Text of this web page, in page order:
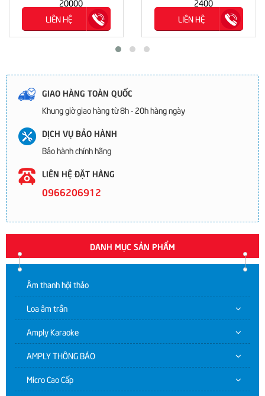
20000
LIÊN HỆ
2400
LIÊN HỆ
GIAO HÀNG TOÀN QUỐC
Khung giờ giao hàng từ 8h - 20h hàng ngày
DỊCH VỤ BẢO HÀNH
Bảo hành chính hãng
LIÊN HỆ ĐẶT HÀNG
0966206912
DANH MỤC SẢN PHẨM
Âm thanh hội thảo
Loa âm trần
Amply Karaoke
AMPLY THÔNG BÁO
Micro Cao Cấp